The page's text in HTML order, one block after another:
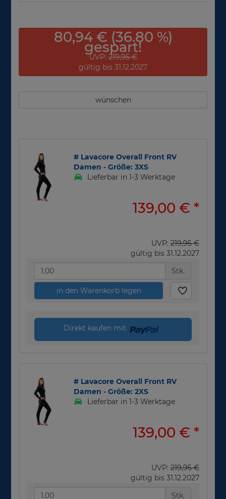
80,94 € (36.80 %)
gespart!
UVP:219,95 €
gültig bis 31.12.2027
wünschen
# Lavacore Overall Front RV
Damen - Größe: 3XS
Lieferbar in 1-3 Werktage
139,00 € *
UVP:219,95 €
gültig bis 31.12.2027
Stk.
in den Warenkorb legen
Direkt kaufen mit
# Lavacore Overall Front RV
Damen - Größe: 2XS
Lieferbar in 1-3 Werktage
139,00 € *
UVP:219,95 €
gültig bis 31.12.2027
Stk.